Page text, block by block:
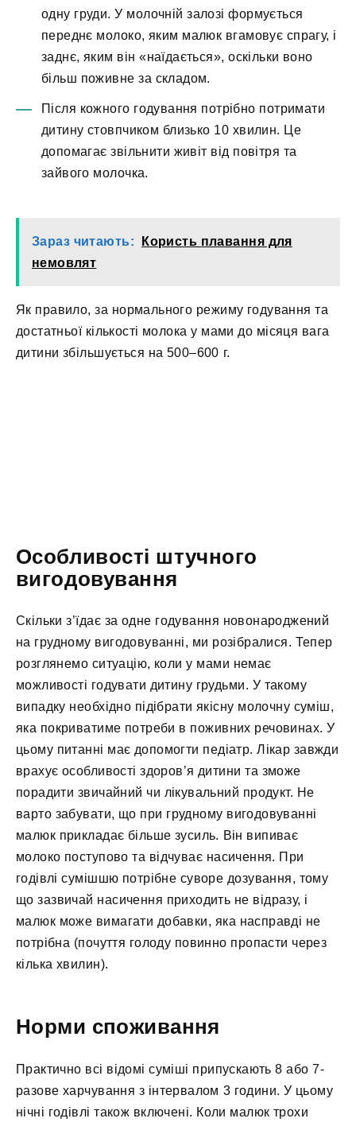
одну груди. У молочній залозі формується
переднє молоко, яким малюк вгамовує спрагу, і
заднє, яким він «наїдається», оскільки воно
більш поживне за складом.
Після кожного годування потрібно потримати
дитину стовпчиком близько 10 хвилин. Це
допомагає звільнити живіт від повітря та
зайвого молочка.
Зараз читають:
Користь плавання для
немовлят
Як правило, за нормального режиму годування та
достатньої кількості молока у мами до місяця вага
дитини збільшується на 500–600 г.
Особливості штучного
вигодовування
Скільки з’їдає за одне годування новонароджений
на грудному вигодовуванні, ми розібралися. Тепер
розглянемо ситуацію, коли у мами немає
можливості годувати дитину грудьми. У такому
випадку необхідно підібрати якісну молочну суміш,
яка покриватиме потреби в поживних речовинах. У
цьому питанні має допомогти педіатр. Лікар завжди
врахує особливості здоров’я дитини та зможе
порадити звичайний чи лікувальний продукт. Не
варто забувати, що при грудному вигодовуванні
малюк прикладає більше зусиль. Він випиває
молоко поступово та відчуває насичення. При
годівлі сумішшю потрібне суворе дозування, тому
що зазвичай насичення приходить не відразу, і
малюк може вимагати добавки, яка насправді не
потрібна (почуття голоду повинно пропасти через
кілька хвилин).
Норми споживання
Практично всі відомі суміші припускають 8 або 7-
разове харчування з інтервалом 3 години. У цьому
нічні годівлі також включені. Коли малюк трохи